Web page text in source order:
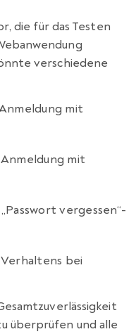
die für das Testen
verschiedene
mit
mit
vergessen“-
bei
überprüfen und alle